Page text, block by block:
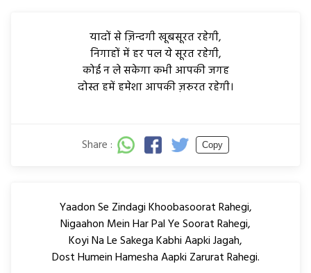
यादों से ज़िन्दगी खूबसूरत रहेगी,
निगाहों में हर पल ये सूरत रहेगी,
कोई न ले सकेगा कभी आपकी जगह
दोस्त हमें हमेशा आपकी ज़रुरत रहेगी।
Share : Copy
Yaadon Se Zindagi Khoobasoorat Rahegi,
Nigaahon Mein Har Pal Ye Soorat Rahegi,
Koyi Na Le Sakega Kabhi Aapki Jagah,
Dost Humein Hamesha Aapki Zarurat Rahegi.